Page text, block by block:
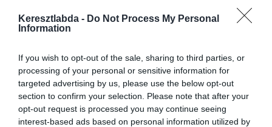
Keresztlabda - Do Not Process My Personal
Information
If you wish to opt-out of the sale, sharing to third parties, or
processing of your personal or sensitive information for
targeted advertising by us, please use the below opt-out
section to confirm your selection. Please note that after your
opt-out request is processed you may continue seeing
interest-based ads based on personal information utilized by
Agytorna kvíz: Képes vagy a megadott idő alatt megoldani ezeket a
képes rejtvényeket?